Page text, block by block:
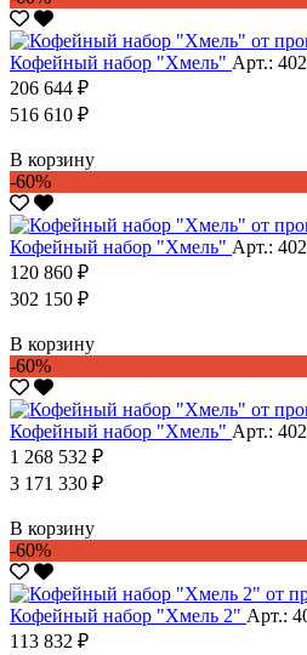
Кофейный набор "Хмель" Арт.:
206 644 ₽
516 610 ₽
В корзину
-60%
Кофейный набор "Хмель" Арт.:
120 860 ₽
302 150 ₽
В корзину
-60%
Кофейный набор "Хмель" Арт.:
1 268 532 ₽
3 171 330 ₽
В корзину
-60%
Кофейный набор "Хмель 2" Арт.:
113 832 ₽